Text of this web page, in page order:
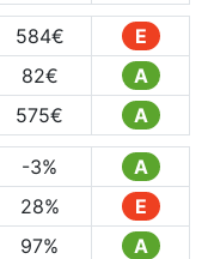
584€
E
82€
A
575€ A
-3%
A
28%
E
97% A